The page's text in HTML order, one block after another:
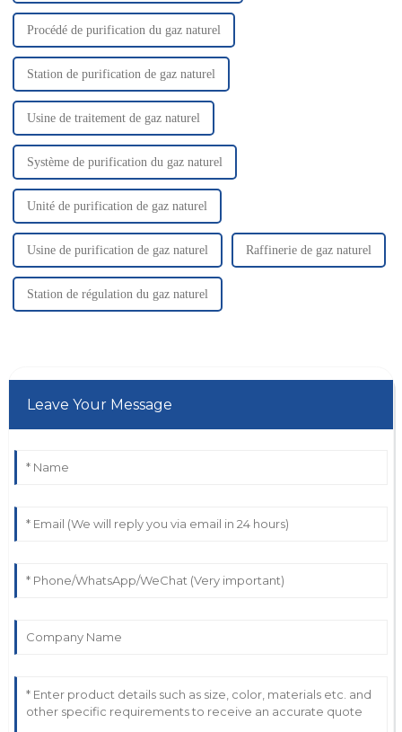
Procédé de purification du gaz naturel
Station de purification de gaz naturel
Usine de traitement de gaz naturel
Système de purification du gaz naturel
Unité de purification de gaz naturel
Usine de purification de gaz naturel Raffinerie de gaz naturel
Station de régulation du gaz naturel
Leave Your Message